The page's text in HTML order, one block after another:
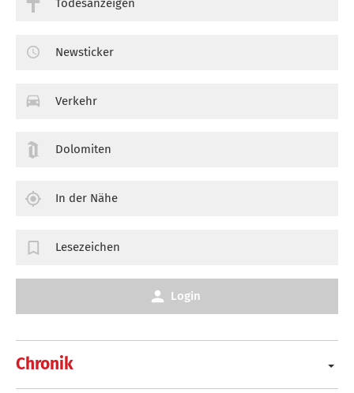
Chronik
Todesanzeigen
Newsticker
Verkehr
Dolomiten
In der Nähe
Lesezeichen
Login